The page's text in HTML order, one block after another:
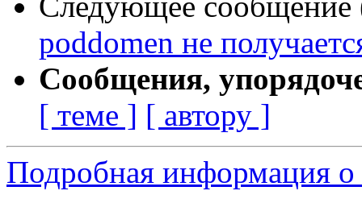
poddomen не
Сообщения,
[ теме ] [ автору ]
Подробная информация